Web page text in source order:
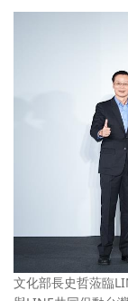
文化部長史哲蒞臨